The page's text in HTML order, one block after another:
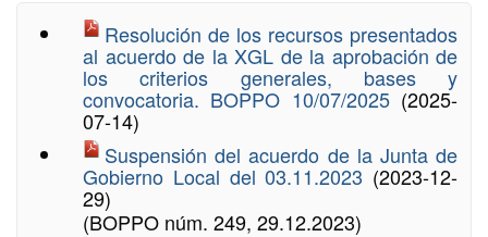
Resolución de los recursos presentados
al acuerdo de la XGL de la aprobación de
los criterios generales, bases y
convocatoria. BOPPO 10/07/2025 (2025-
07-14)
Suspensión del acuerdo de la Junta de
Gobierno Local del 03.11.2023 (2023-12-
29)
(BOPPO núm. 249, 29.12.2023)